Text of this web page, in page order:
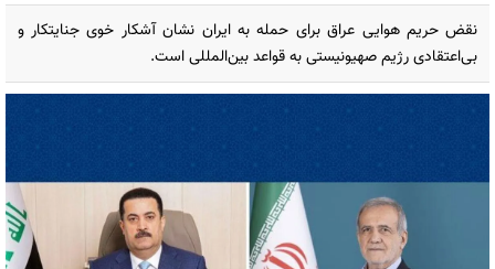
نقض حریم هوایی عراق برای حمله به ایران نشان آشکار خوی جنایتکار و
بی‌اعتقادی رژیم صهیونیستی به قواعد بین‌المللی است.